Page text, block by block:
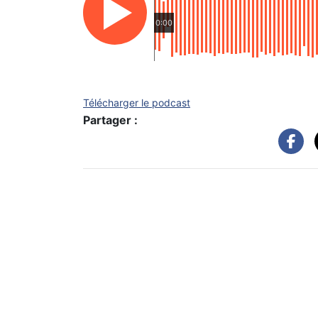
0:00
Télécharger le podcast
Partager :